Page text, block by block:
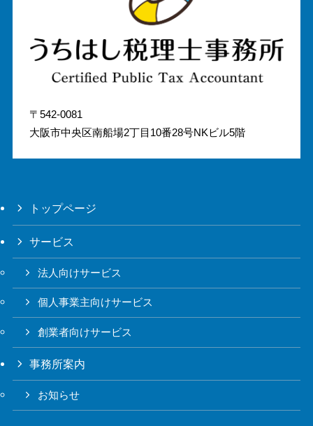
〒542-0081
大阪市中央区南船場2丁目10番28号NKビル5階
トップページ
サービス
法人向けサービス
個人事業主向けサービス
創業者向けサービス
事務所案内
お知らせ